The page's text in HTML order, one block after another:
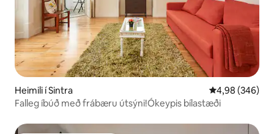
Heimili í Sintra 4,98 af 5 í
4,98 (346)
Falleg íbúð með frábæru útsýni!Ókeypis bílastæði